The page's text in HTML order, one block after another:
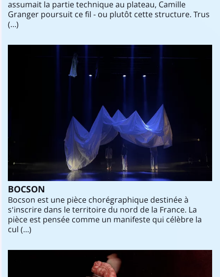
assumait la partie technique au plateau, Camille
Granger poursuit ce fil - ou plutôt cette structure. Trus
(…)
BOCSON
Bocson est une pièce chorégraphique destinée à
s'inscrire dans le territoire du nord de la France. La
pièce est pensée comme un manifeste qui célèbre la
cul (…)